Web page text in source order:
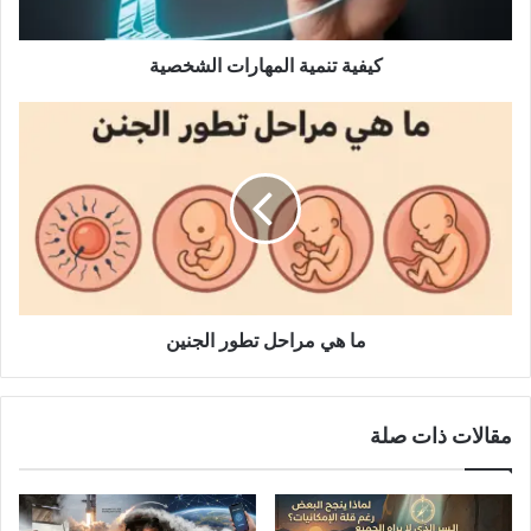
كيفية تنمية المهارات الشخصية
ما هي مراحل تطور الجنين
مقالات ذات صلة